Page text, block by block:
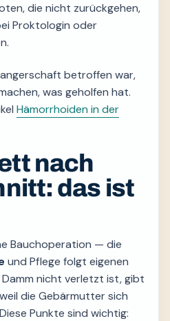
die nicht zurückgehen,
Proktologin oder
betroffen war,
was geholfen hat.
Hämorrhoiden in der
nach
das ist
Bauchoperation — die
und Pflege folgt eigenen
Damm nicht verletzt ist, gibt
die Gebärmutter sich
Punkte sind wichtig: